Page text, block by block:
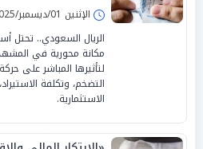
الإثنين 01/ديسمبر/2025 - 10:00 ص
الريال السعودي.. تحتل
مكانة محورية في
لتأثيرها المباشر على
التضخم، وتكلفة
الاستثمارية.